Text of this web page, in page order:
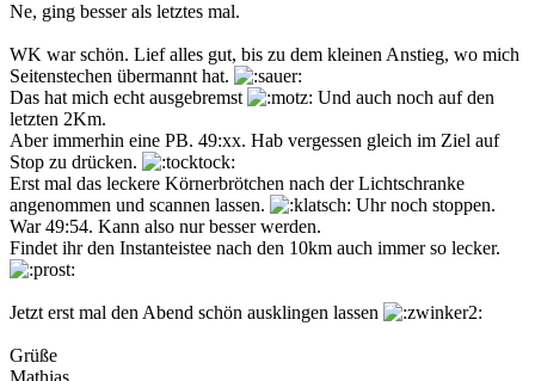
Ne, ging besser als letztes mal.
WK war schön. Lief alles gut, bis zu dem kleinen Anstieg, wo mich
Seitenstechen übermannt hat.
Das hat mich echt ausgebremst
Und auch noch auf den
letzten 2Km.
Aber immerhin eine PB. 49:xx. Hab vergessen gleich im Ziel auf
Stop zu drücken.
Erst mal das leckere Körnerbrötchen nach der Lichtschranke
angenommen und scannen lassen.
Uhr noch stoppen.
War 49:54. Kann also nur besser werden.
Findet ihr den Instanteistee nach den 10km auch immer so lecker.
Jetzt erst mal den Abend schön ausklingen lassen
Grüße